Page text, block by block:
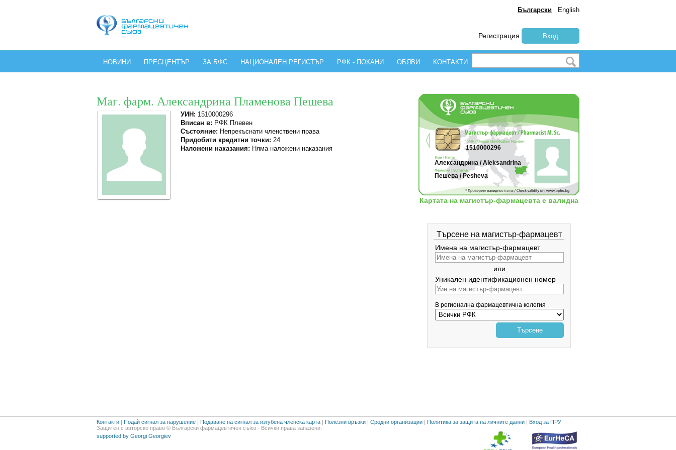
Български English
Регистрация Вход
НОВИНИ ПРЕСЦЕНТЪР ЗА БФС НАЦИОНАЛЕН РЕГИСТЪР РФК - ПОКАНИ ОБЯВИ КОНТАКТИ
Маг. фарм. Александрина Пламенова Пешева
УИН: 1510000296
Вписан в: РФК Плевен
Състояние: Непрекъснати членствени права
Придобити кредитни точки: 24
Наложени наказания: Няма наложени наказания 1510000296
Александрина / Aleksandrina
Пешева / Pesheva
Картата на магистър-фармацевта е валидна
Търсене на магистър-фармацевт
Имена на магистър-фармацевт
или
Уникален идентификационен номер
В регионална фармацевтична колегия
Търсене
Контакти | Подай сигнал за нарушение | Подаване на сигнал за изгубена членска карта | Полезни връзки | Сродни организации | Политика за защита на личните данни | Вход за ПРУ
Защитен с авторско право © Български фармацевтичен съюз - Всички права запазени.
supported by Georgi Georgiev